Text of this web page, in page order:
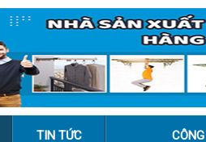
TIN TỨC